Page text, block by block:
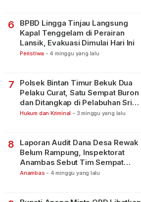
6
BPBD Lingga Tinjau Langsung
Kapal Tenggelam di Perairan
Lansik, Evakuasi Dimulai Hari Ini
Peristiwa - 4 minggu yang lalu
7
Polsek Bintan Timur Bekuk Dua
Pelaku Curat, Satu Sempat Buron
dan Ditangkap di Pelabuhan Sri
Bintan Pura
Hukum dan Kriminal - 3 minggu yang lalu
8
Laporan Audit Dana Desa Rewak
Belum Rampung, Inspektorat
Anambas Sebut Tim Sempat
Terbagi Tangani Kasus Lain
Anambas - 4 minggu yang lalu